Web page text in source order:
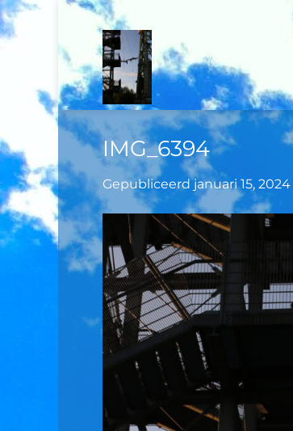
Ga
inhoud
IMG_6394
Gepubliceerdjanuari 15, 2024